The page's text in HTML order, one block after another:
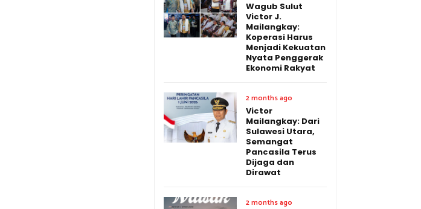
Wagub Sulut
Victor J.
Mailangkay:
Koperasi Harus
Menjadi Kekuatan
Nyata Penggerak
Ekonomi Rakyat
2 months ago
Victor
Mailangkay: Dari
Sulawesi Utara,
Semangat
Pancasila Terus
Dijaga dan
Dirawat
2 months ago